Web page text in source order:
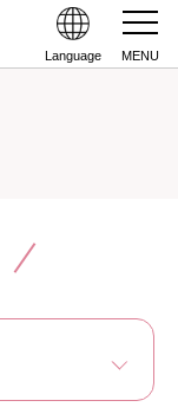
Language MENU